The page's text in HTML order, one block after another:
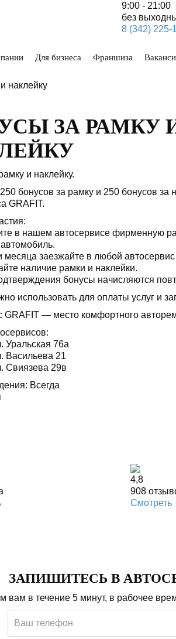
9:00 - 21:00
без
8 (342) 225-
Для бизнеса Франшиза
наклейку
ЗА РАМКУ
и наклейку.
бонусов за рамку и 250 бонусов за
GRAFIT.
в нашем автосервисе фирменную
месяца заезжайте в любой
наличие рамки и наклейки.
бонусы начисляются
использовать для оплаты услуг и
GRAFIT — место комфортного
Уральская 76а
Васильева 21
Свиязева 29в
Всегда
4,8
908
Смотреть
ЗАПИШИТЕСЬ В
вам в течение 5 минут, в рабочее